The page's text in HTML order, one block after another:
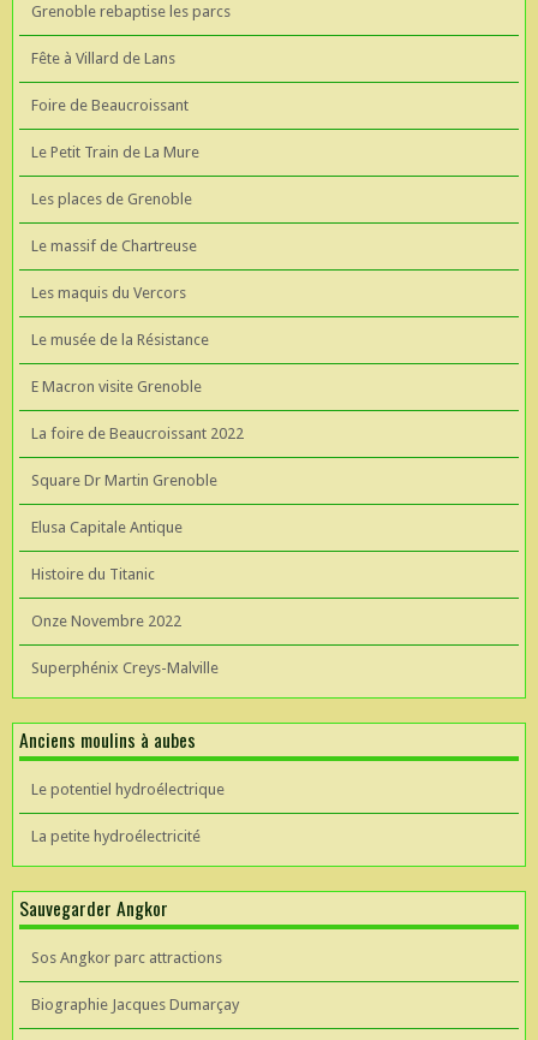
Grenoble rebaptise les parcs
Fête à Villard de Lans
Foire de Beaucroissant
Le Petit Train de La Mure
Les places de Grenoble
Le massif de Chartreuse
Les maquis du Vercors
Le musée de la Résistance
E Macron visite Grenoble
La foire de Beaucroissant 2022
Square Dr Martin Grenoble
Elusa Capitale Antique
Histoire du Titanic
Onze Novembre 2022
Superphénix Creys-Malville
Anciens moulins à aubes
Le potentiel hydroélectrique
La petite hydroélectricité
Sauvegarder Angkor
Sos Angkor parc attractions
Biographie Jacques Dumarçay